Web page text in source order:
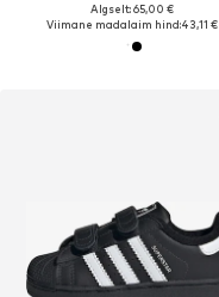
Algselt: 65,00 €
Viimane madalaim hind:43,11 €